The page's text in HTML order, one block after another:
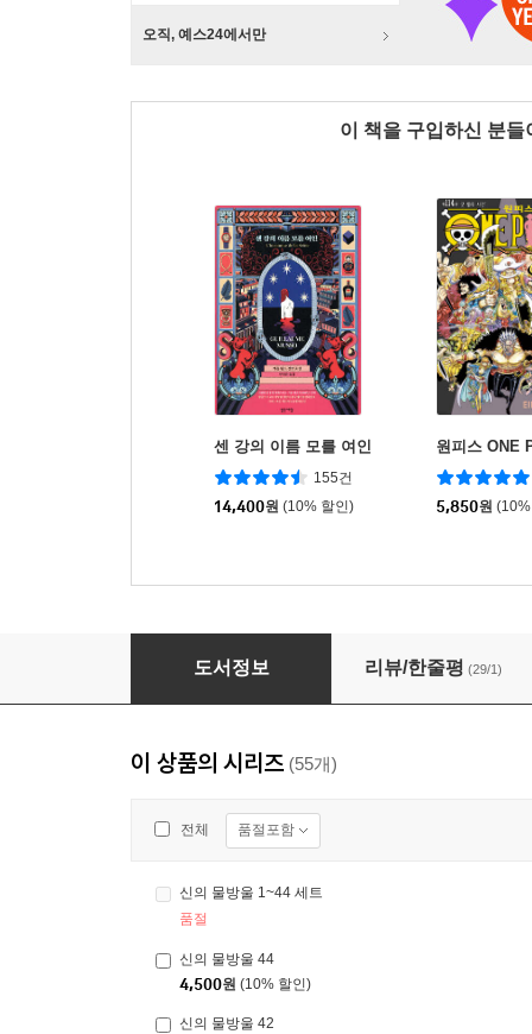
오직, 예스24에서만
이 책을 구입하신 분
센 강의 이름 모를 여인
155건
14,400원 (10% 할인)
원피스 ONE
5,850원
신의 물방울 1
도서정보 리뷰/한줄평 (29/1)
이 상품의 시리즈 (55개)
전체 품절포함
신의 물방울 1~44 세트
품절
신의 물방울 44
4,500원 (10% 할인)
신의 물방울 42